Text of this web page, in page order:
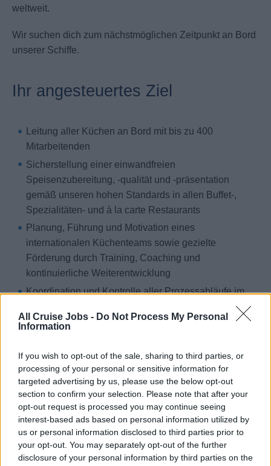
All Cruise Jobs - Do Not Process My Personal
Information
If you wish to opt-out of the sale, sharing to third parties, or
processing of your personal or sensitive information for
targeted advertising by us, please use the below opt-out
section to confirm your selection. Please note that after your
opt-out request is processed you may continue seeing
interest-based ads based on personal information utilized by
us or personal information disclosed to third parties prior to
your opt-out. You may separately opt-out of the further
disclosure of your personal information by third parties on the
weltweit.
Wir suchen dich zum nächstmöglichen Zeitpunkt an Bord
unserer Schiffe.
Ihr angesteuertes Ziel
Leitung aller Küchen an Bord mit bis zu 400
Mitarbeitenden
Sicherstellung einer einwandfreien
Speisenzubereitung, -qualität und -präsentation
gemäß unseren hohen Standards in allen Buffet-,
Spezialitäten- und à la carte Restaurants
Planung, Führung und Motivation eines
internationalen Küchenteams sowie gezielte
Förderung durch Training, Coaching und
kontinuierliche Weiterentwicklung
Koordination und Kontrolle aller Prozessabläufe im
Verantwortungsbereich inklusive Warenbestellung
und -lagerung, effizientem Wareneinsatz sowie
Kompetente Beratung unserer Gäste bei
Lebensmittelunverträglichkeiten und Allergien
Umsetzung und Einhaltung unserer hohen Qualitäts-,
Umwelt-, Sicherheits- und Hygienestandards
Ihr bisheriger Kurs